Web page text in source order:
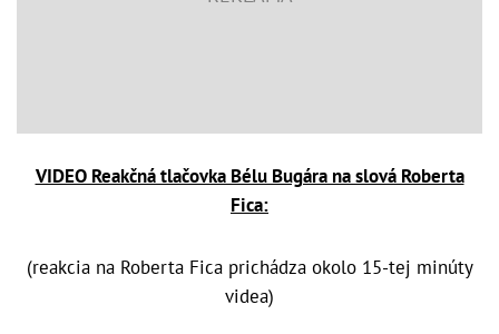
VIDEO Reakčná tlačovka Bélu Bugára na slová Roberta
Fica:
(reakcia na Roberta Fica prichádza okolo 15-tej minúty
videa)